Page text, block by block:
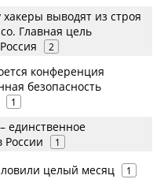
выводят из строя
Главная цель
2
конференция
безопасность
1
единственное
России
1
целый месяц 1